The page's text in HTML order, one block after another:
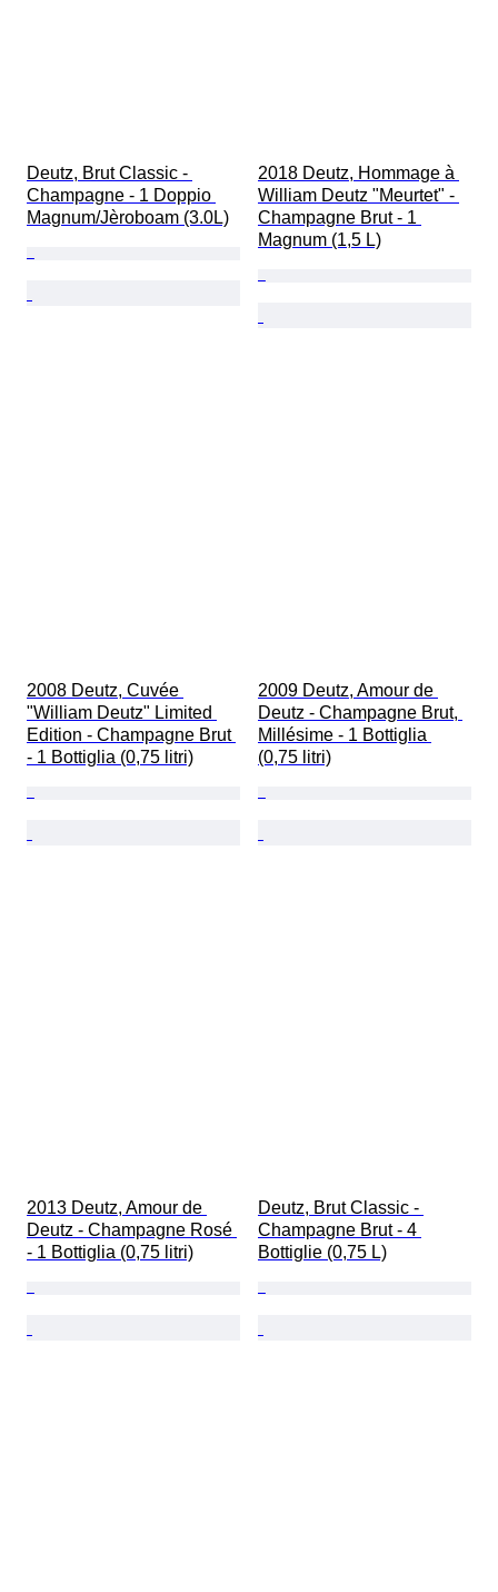
Deutz, Brut Classic -
Champagne - 1 Doppio
Magnum/Jèroboam (3.0L)
2018 Deutz, Hommage à
William Deutz "Meurtet" -
Champagne Brut - 1
Magnum (1,5 L)
2008 Deutz, Cuvée
"William Deutz" Limited
Edition - Champagne Brut
- 1 Bottiglia (0,75 litri)
2009 Deutz, Amour de
Deutz - Champagne Brut,
Millésime - 1 Bottiglia
(0,75 litri)
2013 Deutz, Amour de
Deutz - Champagne Rosé
- 1 Bottiglia (0,75 litri)
Deutz, Brut Classic -
Champagne Brut - 4
Bottiglie (0,75 L)